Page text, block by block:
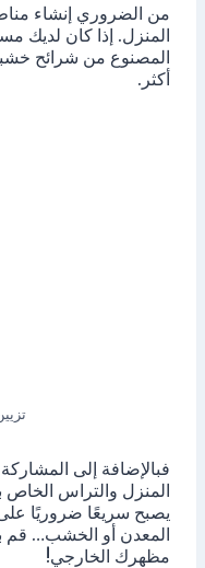
من الضروري إنشاء
المنزل. إذا كان لديك
المصنوع من شرائح
أكثر.
فبالإضافة إلى
المنزل والتراس الخاص
يصبح سريعًا ضروريًا
المعدن أو الخشب… قم
مظهرك الخارجي!